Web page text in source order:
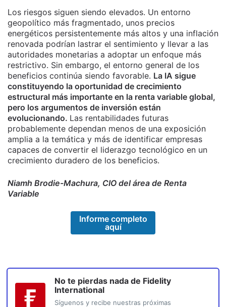
Los riesgos siguen siendo elevados. Un entorno
geopolítico más fragmentado, unos precios
energéticos persistentemente más altos y una inflación
renovada podrían lastrar el sentimiento y llevar a las
autoridades monetarias a adoptar un enfoque más
restrictivo. Sin embargo, el entorno general de los
beneficios continúa siendo favorable. La IA sigue
constituyendo la oportunidad de crecimiento
estructural más importante en la renta variable global,
pero los argumentos de inversión están
evolucionando. Las rentabilidades futuras
probablemente dependan menos de una exposición
amplia a la temática y más de identificar empresas
capaces de convertir el liderazgo tecnológico en un
crecimiento duradero de los beneficios.
Niamh Brodie-Machura, CIO del área de Renta
Variable
Informe completo
aquí
No te pierdas nada de Fidelity
International
Síguenos y recibe nuestras próximas